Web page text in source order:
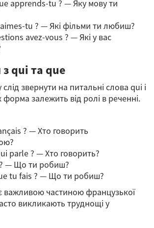
apprends-tu ? — Яку мову ти
tu ? — Які фільми ти любиш?
avez-vous ? — Які у вас
qui та que
звернути на питальні слова qui і
форма залежить від ролі в реченні.
? — Хто говорить
parle ? — Хто говорить?
— Що ти робиш?
tu fais ? — Що ти робиш?
є важливою частиною французької
викликають труднощі у